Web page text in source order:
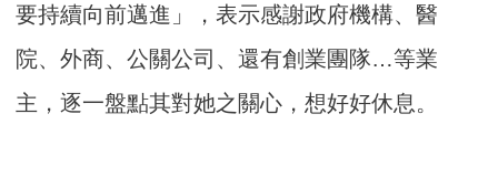
要持續向前邁進」，表示感謝政府機構、醫
院、外商、公關公司、還有創業團隊…等業
主，逐一盤點其對她之關心，想好好休息。